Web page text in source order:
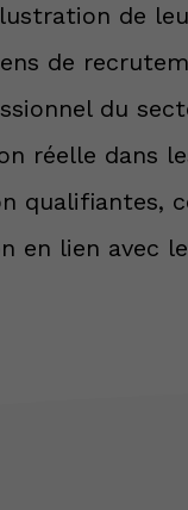
de
de
du
réelle dans
qualifiantes,
en lien avec